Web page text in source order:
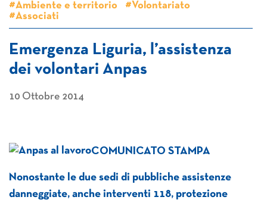
#Ambiente e territorio
#Volontariato
#Associati
Emergenza Liguria, l’assistenza
dei volontari Anpas
10 Ottobre 2014
COMUNICATO STAMPA
Nonostante le due sedi di pubbliche assistenze
danneggiate, anche interventi 118, protezione